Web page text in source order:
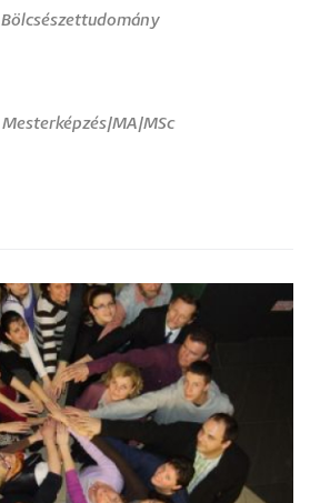
Bölcsészettudomány
Mesterképzés/MA/MSc